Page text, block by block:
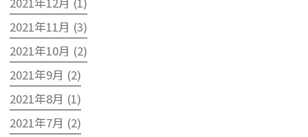
2021年11月 (3)
2021年10月 (2)
2021年9月 (2)
2021年8月 (1)
2021年7月 (2)